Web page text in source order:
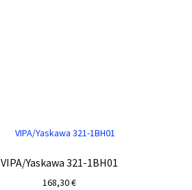
VIPA/Yaskawa 321-1BH01
168,30€